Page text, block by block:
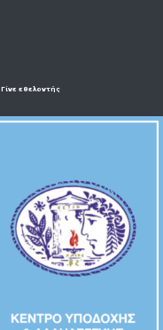
Γίνε εθελοντής